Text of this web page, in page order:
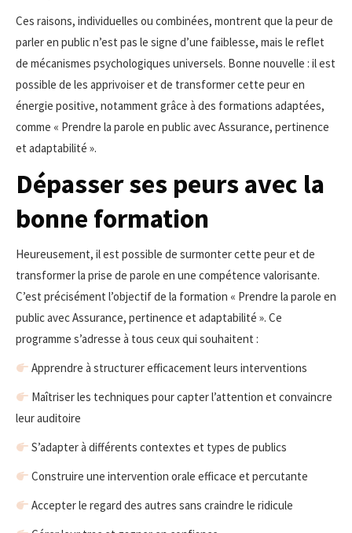
Ces raisons, individuelles ou combinées, montrent que la peur de
parler en public n’est pas le signe d’une faiblesse, mais le reflet
de mécanismes psychologiques universels. Bonne nouvelle : il est
possible de les apprivoiser et de transformer cette peur en
énergie positive, notamment grâce à des formations adaptées,
comme « Prendre la parole en public avec Assurance, pertinence
et adaptabilité ».
Dépasser ses peurs avec la
bonne formation
Heureusement, il est possible de surmonter cette peur et de
transformer la prise de parole en une compétence valorisante.
C’est précisément l’objectif de la formation « Prendre la parole en
public avec Assurance, pertinence et adaptabilité ». Ce
programme s’adresse à tous ceux qui souhaitent :
Apprendre à structurer efficacement leurs interventions
Maîtriser les techniques pour capter l’attention et convaincre
leur auditoire
S’adapter à différents contextes et types de publics
Construire une intervention orale efficace et percutante
Accepter le regard des autres sans craindre le ridicule